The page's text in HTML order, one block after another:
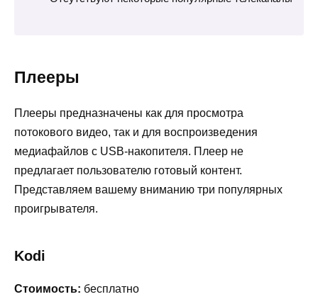
Плееры
Плееры предназначены как для просмотра
потокового видео, так и для воспроизведения
медиафайлов с USB-накопителя. Плеер не
предлагает пользователю готовый контент.
Представляем вашему вниманию три популярных
проигрывателя.
Kodi
Стоимость: бесплатно